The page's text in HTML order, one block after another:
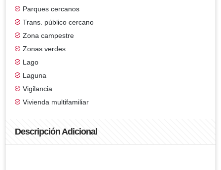
Parques cercanos
Trans. público cercano
Zona campestre
Zonas verdes
Lago
Laguna
Vigilancia
Vivienda multifamiliar
Descripción Adicional